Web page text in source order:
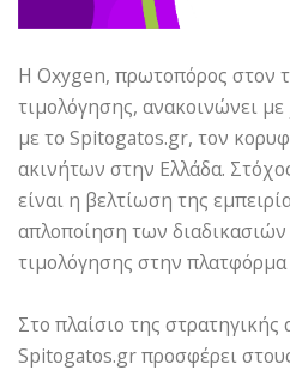
Η Oxygen, πρωτοπόρος στον
τιμολόγησης, ανακοινώνει
με το Spitogatos.gr, τον
ακινήτων στην Ελλάδα.
είναι η βελτίωση της
απλοποίηση των
τιμολόγησης στην
Στο πλαίσιο της στρατηγικής
Spitogatos.gr προσφέρει